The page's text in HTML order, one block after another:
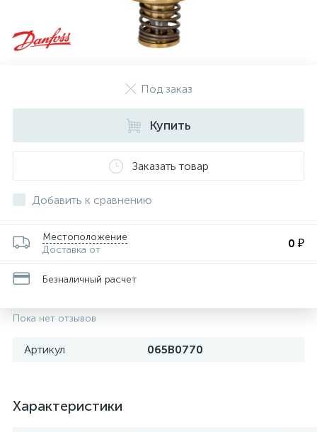
Под заказ
Купить
Заказать товар
Добавить к сравнению
Местоположение
Доставка от
0 ₽
Безналичный расчет
Пока нет отзывов
Артикул 065B0770
Характеристики